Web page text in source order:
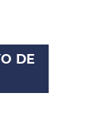
DE